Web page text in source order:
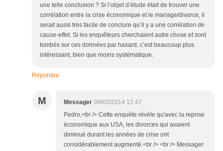
une telle conclusion ? Si l’objet d’étude était de trouver une
corrélation entre la crise économique et le mariage/divorce, il
serait aussi très facile de conclure qu’il y a une corrélation de
cause-effet. Si les enquêteurs cherchaient autre chose et sont
tombés sur ces données par hasard, c’est beaucoup plus
intéressant, bien que moins systématique.
Répondre
M Messager 09/03/2014 12:47
Pedro,<br /> Cette enquête révèle qu'avec la reprise
économique aux USA, les divorces qui avaient
diminué durant les années de crise ont
considérablement augmenté.<br /> <br /> Messager